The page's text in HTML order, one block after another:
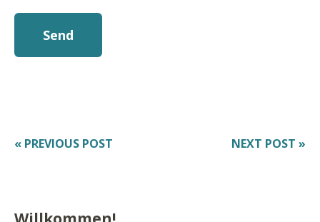
NEXT POST »
« PREVIOUS POST